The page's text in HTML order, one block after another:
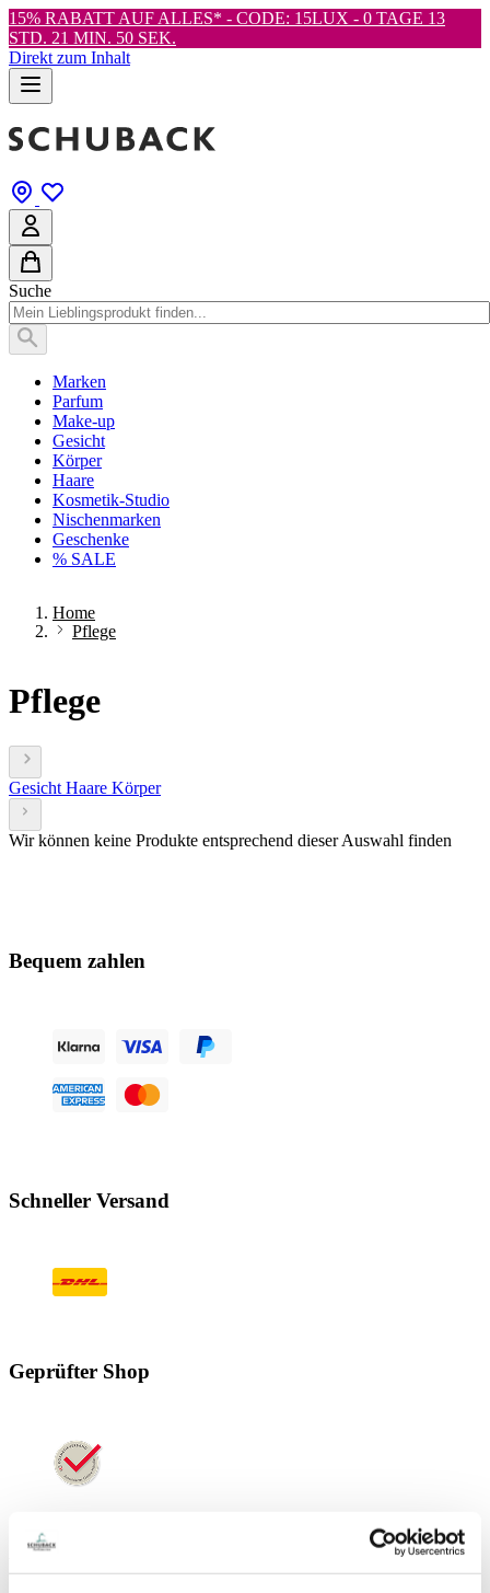
15% RABATT AUF ALLES* - CODE: 15LUX - 0 TAGE 13
STD. 21 MIN. 50 SEK.
Direkt zum Inhalt
Suche
Marken
Parfum
Make-up
Gesicht
Körper
Haare
Kosmetik-Studio
Nischenmarken
Geschenke
% SALE
Home
Pflege
Pflege
Gesicht Haare Körper
Wir können keine Produkte entsprechend dieser Auswahl finden
Bequem zahlen
Schneller Versand
Geprüfter Shop